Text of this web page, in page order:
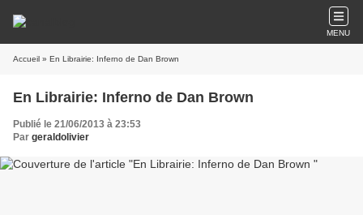
MENU
Accueil » En Librairie: Inferno de Dan Brown
En Librairie: Inferno de Dan Brown
Publié le 21/06/2013 à 23:53
Par geraldolivier